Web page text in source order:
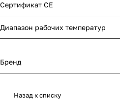
Сертификат CE
Диапазон рабочих температур
Бренд
Назад к списку